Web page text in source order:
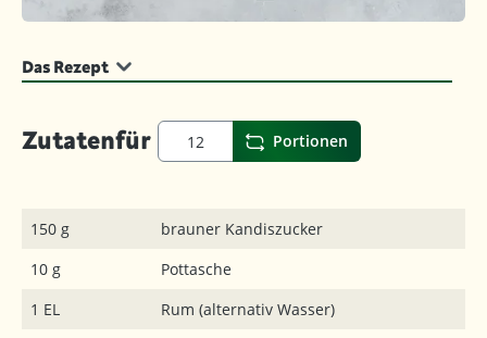
Das Rezept
Zutatenfür Portionen
150 g
brauner Kandiszucker
10 g
Pottasche
1 EL
Rum (alternativ Wasser)